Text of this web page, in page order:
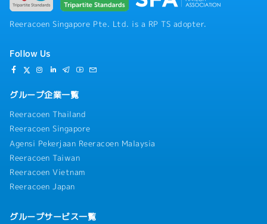
Reeracoen Singapore Pte. Ltd. is a RP TS adopter.
Follow Us
グループ企業一覧
Reeracoen Thailand
Reeracoen Singapore
Agensi Pekerjaan Reeracoen Malaysia
Reeracoen Taiwan
Reeracoen Vietnam
Reeracoen Japan
グループサービス一覧